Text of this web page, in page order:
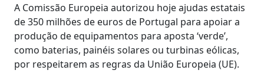
A Comissão Europeia autorizou hoje ajudas estatais
de 350 milhões de euros de Portugal para apoiar a
produção de equipamentos para aposta ‘verde’,
como baterias, painéis solares ou turbinas eólicas,
por respeitarem as regras da União Europeia (UE).